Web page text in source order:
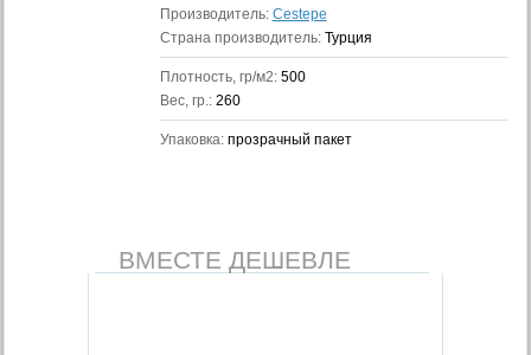
Производитель: Cestepe
Страна производитель: Турция
Плотность, гр/м2: 500
Вес, гр.: 260
Упаковка: прозрачный пакет
ВМЕСТЕ ДЕШЕВЛЕ